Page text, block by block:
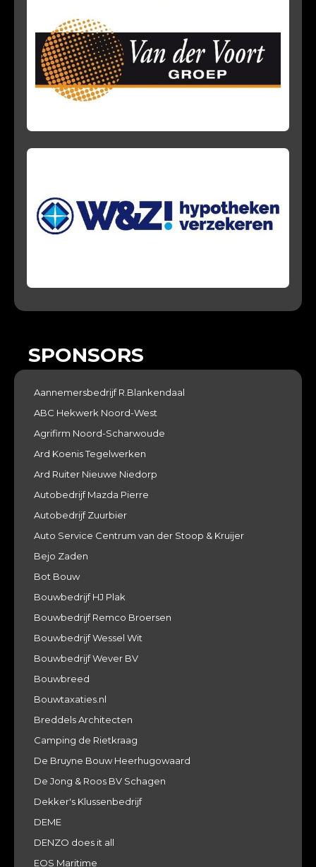
SPONSORS
Aannemersbedrijf R.Blankendaal
ABC Hekwerk Noord-West
Agrifirm Noord-Scharwoude
Ard Koenis Tegelwerken
Ard Ruiter Nieuwe Niedorp
Autobedrijf Mazda Pierre
Autobedrijf Zuurbier
Auto Service Centrum van der Stoop & Kruijer
Bejo Zaden
Bot Bouw
Bouwbedrijf HJ Plak
Bouwbedrijf Remco Broersen
Bouwbedrijf Wessel Wit
Bouwbedrijf Wever BV
Bouwbreed
Bouwtaxaties.nl
Breddels Architecten
Camping de Rietkraag
De Bruyne Bouw Heerhugowaard
De Jong & Roos BV Schagen
Dekker's Klussenbedrijf
DEME
DENZO does it all
EOS Maritime